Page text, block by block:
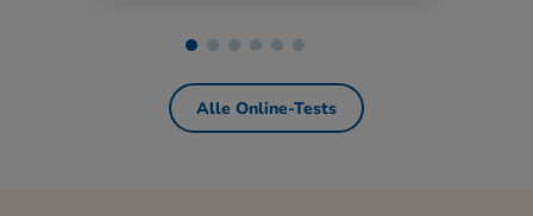
Alle Online-Tests